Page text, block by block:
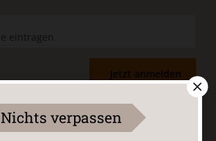
Jetzt anmelden
Nichts verpassen